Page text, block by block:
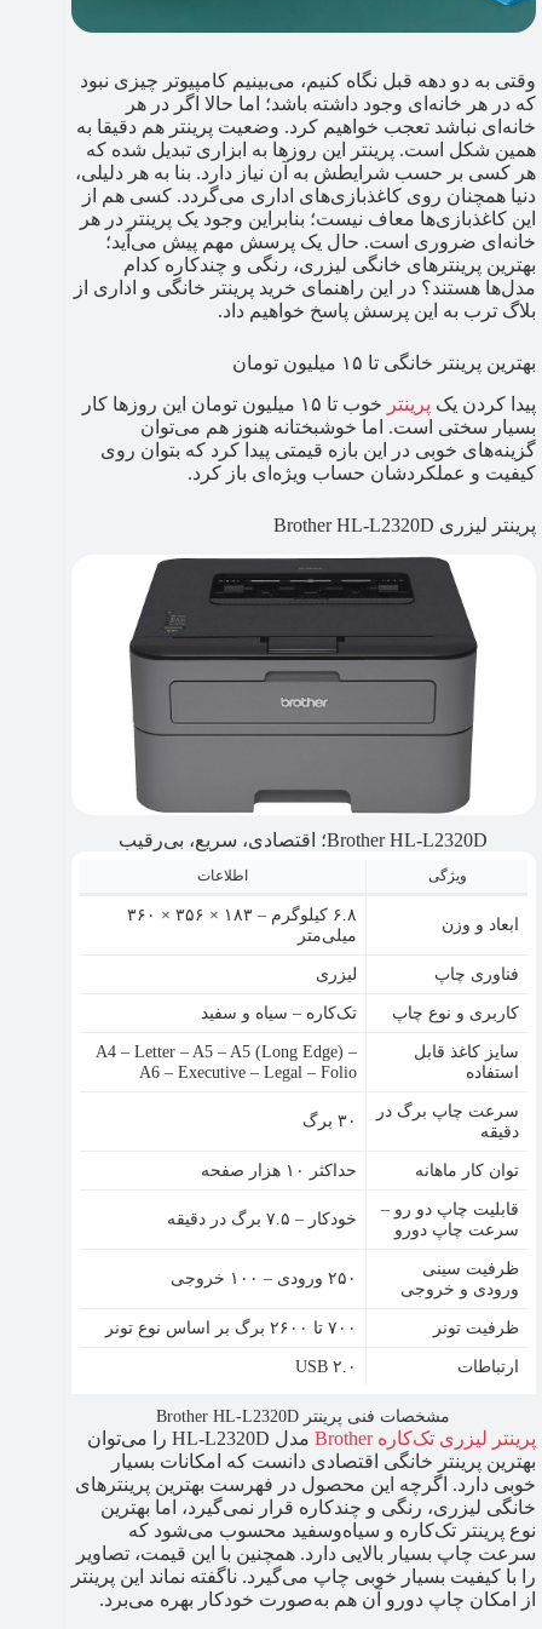
وقتی به دو دهه قبل نگاه کنیم، می‌بینیم کامپیوتر چیزی نبود
که در هر خانه‌ای وجود داشته باشد؛ اما حالا اگر در هر
خانه‌ای نباشد تعجب خواهیم کرد. وضعیت پرینتر هم دقیقا به
همین شکل است. پرینتر این روزها به ابزاری تبدیل شده که
هر کسی بر حسب شرایطش به آن نیاز دارد. بنا به هر دلیلی،
دنیا همچنان روی کاغذبازی‌های اداری می‌گردد. کسی هم از
این کاغذبازی‌ها معاف نیست؛ بنابراین وجود یک پرینتر در هر
خانه‌ای ضروری است. حال یک پرسش مهم پیش می‌آید؛
بهترین پرینترهای خانگی لیزری، رنگی و چندکاره کدام
مدل‌ها هستند؟ در این راهنمای خرید پرینتر خانگی و اداری از
بلاگ ترب به این پرسش پاسخ خواهیم داد.
بهترین پرینتر خانگی تا ۱۵ میلیون تومان
پیدا کردن یک پرینتر
خوب تا ۱۵ میلیون تومان این روزها کار
بسیار سختی است. اما خوشبختانه هنوز هم می‌توان
گزینه‌های خوبی در این بازه قیمتی پیدا کرد که بتوان روی
کیفیت و عملکردشان حساب ویژه‌ای باز کرد.
پرینتر لیزری Brother HL-L2320D
Brother HL-L2320D؛ اقتصادی، سریع، بی‌رقیب
ویژگی اطلاعات
ابعاد و وزن
۶.۸ کیلوگرم – ۱۸۳ × ۳۵۶ × ۳۶۰
میلی‌متر
فناوری چاپ
لیزری
کاربری و نوع چاپ
تک‌کاره – سیاه و سفید
سایز کاغذ قابل
استفاده
A4 – Letter – A5 – A5 (Long Edge) –
A6 – Executive – Legal – Folio
سرعت چاپ برگ در
دقیقه
۳۰ برگ
توان کار ماهانه
حداکثر ۱۰ هزار صفحه
قابلیت چاپ دو رو –
سرعت چاپ دورو
خودکار – ۷.۵ برگ در دقیقه
ظرفیت سینی
ورودی و خروجی
۲۵۰ ورودی – ۱۰۰ خروجی
ظرفیت تونر
۷۰۰ تا ۲۶۰۰ برگ بر اساس نوع تونر
ارتباطات
USB ۲.۰
مشخصات فنی پرینتر Brother HL-L2320D
پرینتر لیزری تک‌کاره Brother
مدل HL-L2320D را می‌توان
بهترین پرینتر خانگی اقتصادی دانست که امکانات بسیار
خوبی دارد. اگرچه این محصول در فهرست بهترین پرینترهای
خانگی لیزری، رنگی و چندکاره قرار نمی‌گیرد، اما بهترین
نوع پرینتر تک‌کاره و سیاه‌و‌سفید محسوب می‌شود که
سرعت چاپ بسیار بالایی دارد. همچنین با این قیمت، تصاویر
را با کیفیت بسیار خوبی چاپ می‌گیرد. ناگفته نماند این پرینتر
از امکان چاپ دورو آن هم به‌صورت خودکار بهره می‌برد.